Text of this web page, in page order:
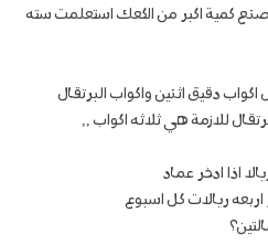
كمية اكبر من الكعك استعلمت سته
دقيق اثنين واكواب البرتقال
للازمة هي ثلاثه اكواب ,,
اذا ادخر عماد
ريالات كل اسبوع